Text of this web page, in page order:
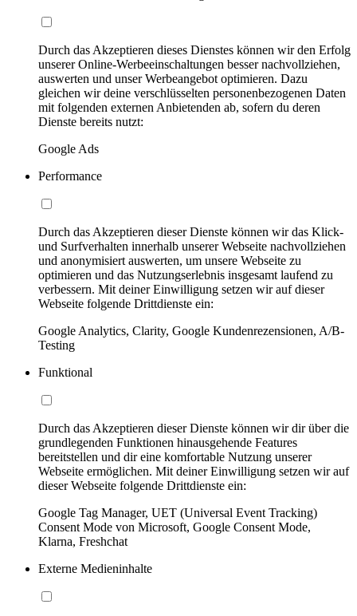
Durch das Akzeptieren dieses Dienstes können wir den Erfolg
unserer Online-Werbeeinschaltungen besser nachvollziehen,
auswerten und unser Werbeangebot optimieren. Dazu
gleichen wir deine verschlüsselten personenbezogenen Daten
mit folgenden externen Anbietenden ab, sofern du deren
Dienste bereits nutzt:
Google Ads
Performance
Durch das Akzeptieren dieser Dienste können wir das Klick-
und Surfverhalten innerhalb unserer Webseite nachvollziehen
und anonymisiert auswerten, um unsere Webseite zu
optimieren und das Nutzungserlebnis insgesamt laufend zu
verbessern. Mit deiner Einwilligung setzen wir auf dieser
Webseite folgende Drittdienste ein:
Google Analytics, Clarity, Google Kundenrezensionen, A/B-
Testing
Funktional
Durch das Akzeptieren dieser Dienste können wir dir über die
grundlegenden Funktionen hinausgehende Features
bereitstellen und dir eine komfortable Nutzung unserer
Webseite ermöglichen. Mit deiner Einwilligung setzen wir auf
dieser Webseite folgende Drittdienste ein:
Google Tag Manager, UET (Universal Event Tracking)
Consent Mode von Microsoft, Google Consent Mode,
Klarna, Freshchat
Externe Medieninhalte